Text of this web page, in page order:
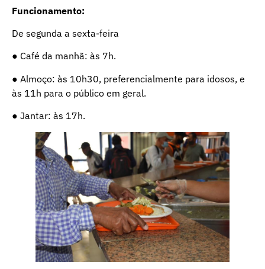
Funcionamento:
De segunda a sexta-feira
● Café da manhã: às 7h.
● Almoço: às 10h30, preferencialmente para idosos, e
às 11h para o público em geral.
● Jantar: às 17h.